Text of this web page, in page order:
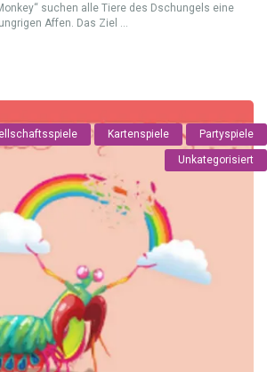
suchen alle Tiere des Dschungels eine
Affen. Das Ziel ...
Kartenspiele Partyspiele
Unkategorisiert